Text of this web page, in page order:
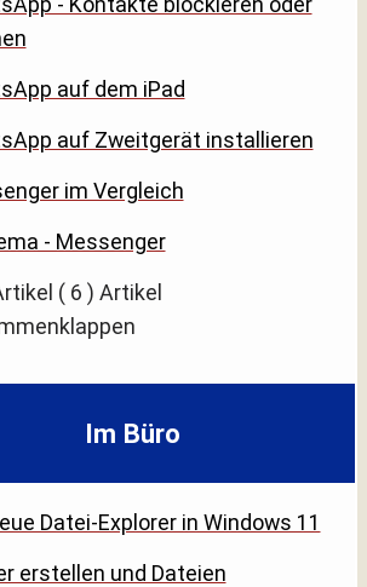
auf dem iPad
auf Zweitgerät installieren
im Vergleich
- Messenger
( 6 ) Artikel
Im Büro
Datei-Explorer in Windows 11
erstellen und Dateien